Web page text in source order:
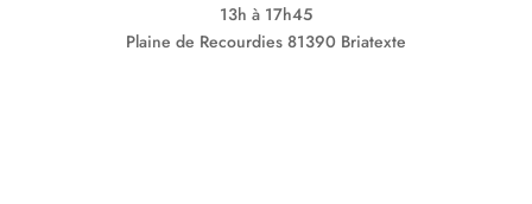
13h à 17h45
Plaine de Recourdies 81390 Briatexte